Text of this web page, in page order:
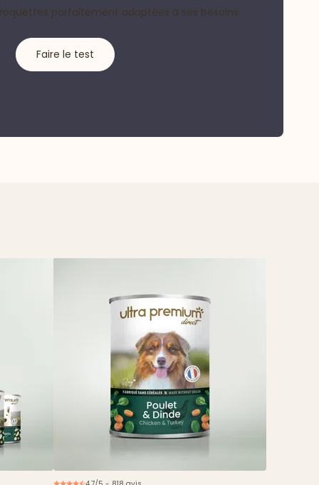
parfaitement adaptées à ses besoins.
Faire le test